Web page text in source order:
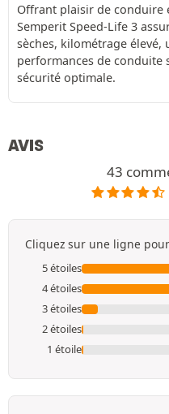
Offrant plaisir de conduire
Semperit Speed-Life 3
sèches, kilométrage
performances de
sécurité optimale.
AVIS
43
Cliquez sur une ligne
5 étoiles
4 étoiles
3 étoiles
2 étoiles
1 étoile